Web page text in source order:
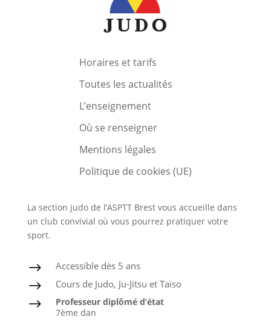
Horaires et tarifs
Toutes les actualités
L’enseignement
Où se renseigner
Mentions légales
Politique de cookies (UE)
La section judo de l’ASPTT Brest vous accueille dans
un club convivial où vous pourrez pratiquer votre
sport.
$ Accessible dès 5 ans
$ Cours de Judo, Ju-Jitsu et Taïso
$
Professeur diplômé d’état
7ème dan